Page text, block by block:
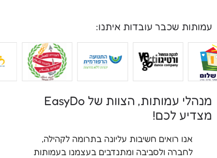
עמותות שכבר עובדות איתנו:
מנהלי עמותות, הצוות של EasyDo
מצדיע לכם!​
אנו רואים חשיבות עליונה בתרומה לקהילה,
לחברה ולסביבה ומתנדבים בעצמנו בעמותות